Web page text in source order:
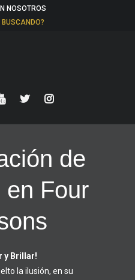
NOSOTROS
de
en Four
y Brillar!
la ilusión, en su